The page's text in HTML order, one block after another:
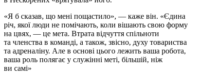
«Я б сказав, що мені пощастило», — каже він. «Єдина
річ, якої люди не помічають, коли вішають свою форму
на цвях, — це мета. Втрата відчуття спільноти
та членства в команді, а також, звісно, ​​духу товариства
та адреналіну. Але в основі цього лежить ваша робота,
ваша роль полягає у служінні меті, більшій, ніж
ви самі»